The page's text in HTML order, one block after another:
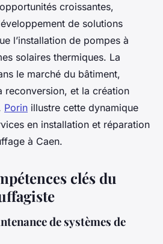
croissantes,
de solutions
l’installation de pompes à
solaires thermiques. La
le marché du bâtiment,
reconversion, et la création
Porin illustre cette dynamique
en installation et réparation
à Caen.
clés du
de systèmes de